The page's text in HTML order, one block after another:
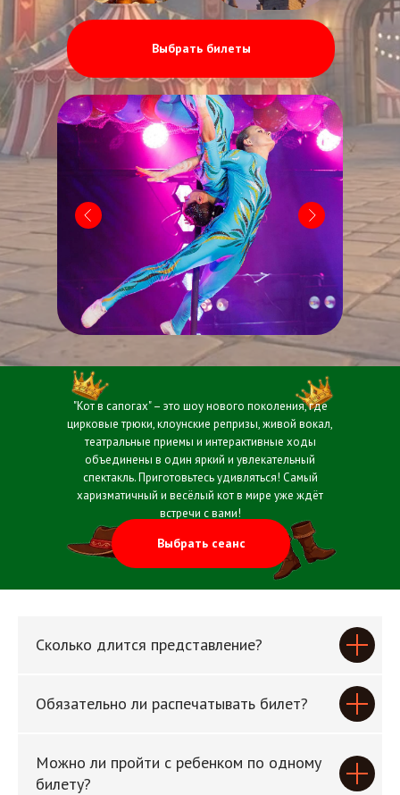
Выбрать билеты
‎"Кот в сапогах" – это шоу нового поколения, где
цирковые трюки, клоунские репризы, живой вокал,
театральные приемы и интерактивные ходы
объединены в один яркий и увлекательный
спектакль. Приготовьтесь удивляться! Самый
харизматичный и весёлый кот в мире уже ждёт
встречи с вами!
Выбрать сеанс
Сколько длится представление?
Обязательно ли распечатывать билет?
Можно ли пройти с ребенком по одному
билету?